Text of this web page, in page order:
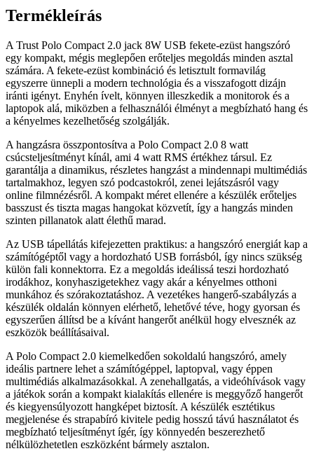
Termékleírás
A Trust Polo Compact 2.0 jack 8W USB fekete-ezüst hangszóró
egy kompakt, mégis meglepően erőteljes megoldás minden asztal
számára. A fekete-ezüst kombináció és letisztult formavilág
egyszerre ünnepli a modern technológia és a visszafogott dizájn
iránti igényt. Enyhén ívelt, könnyen illeszkedik a monitorok és a
laptopok alá, miközben a felhasználói élményt a megbízható hang és
a kényelmes kezelhetőség szolgálják.
A hangzásra összpontosítva a Polo Compact 2.0 8 watt
csúcsteljesítményt kínál, ami 4 watt RMS értékhez társul. Ez
garantálja a dinamikus, részletes hangzást a mindennapi multimédiás
tartalmakhoz, legyen szó podcastokról, zenei lejátszásról vagy
online filmnézésről. A kompakt méret ellenére a készülék erőteljes
basszust és tiszta magas hangokat közvetít, így a hangzás minden
szinten pillanatok alatt élethű marad.
Az USB tápellátás kifejezetten praktikus: a hangszóró energiát kap a
számítógéptől vagy a hordozható USB forrásból, így nincs szükség
külön fali konnektorra. Ez a megoldás ideálissá teszi hordozható
irodákhoz, konyhaszigetekhez vagy akár a kényelmes otthoni
munkához és szórakoztatáshoz. A vezetékes hangerő-szabályzás a
készülék oldalán könnyen elérhető, lehetővé téve, hogy gyorsan és
egyszerűen állítsd be a kívánt hangerőt anélkül hogy elvesznék az
eszközök beállításaival.
A Polo Compact 2.0 kiemelkedően sokoldalú hangszóró, amely
ideális partnere lehet a számítógéppel, laptopval, vagy éppen
multimédiás alkalmazásokkal. A zenehallgatás, a videóhívások vagy
a játékok során a kompakt kialakítás ellenére is meggyőző hangerőt
és kiegyensúlyozott hangképet biztosít. A készülék esztétikus
megjelenése és strapabíró kivitele pedig hosszú távú használatot és
megbízható teljesítményt ígér, így könnyedén beszerezhető
nélkülözhetetlen eszközként bármely asztalon.